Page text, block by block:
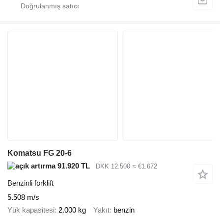
Komatsu FG 20-6
91.920 TL
DKK 12.500 ≈ €1.672
Benzinli forklift
5.508 m/s
Yük kapasitesi 2.000 kg Yakıt benzin